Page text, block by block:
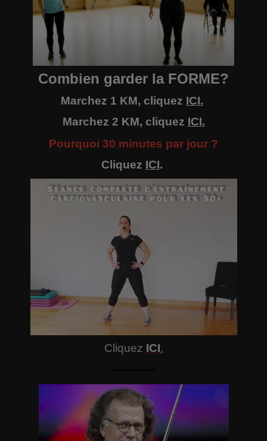
Combien garder la FORME?
Marchez 1 KM, cliquez ICI.
Marchez 2 KM, cliquez ICI.
Pourquoi 30 minutes par jour ?
Cliquez ICI.
Cliquez ICI.